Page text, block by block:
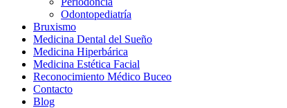
Odontopediatría
Bruxismo
Medicina Dental del Sueño
Medicina Hiperbárica
Medicina Estética Facial
Reconocimiento Médico Buceo
Contacto
Blog